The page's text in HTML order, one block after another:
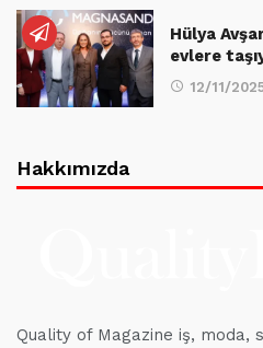
Hülya
evlere
12/11/
Hakkımızda
Quality of Magazine iş, moda,